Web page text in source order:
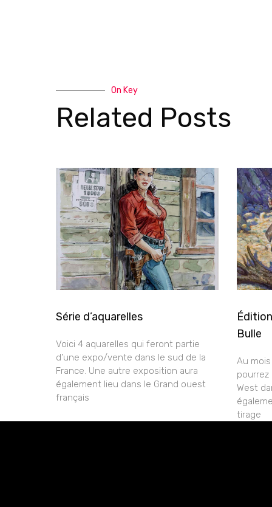
On Key
Related Posts
Série d’aquarelles
Voici 4 aquarelles qui feront partie
d’une expo/vente dans le sud de la
France. Une autre exposition aura
également lieu dans le Grand ouest
français
Bulle
Au
pourrez
West
tirage